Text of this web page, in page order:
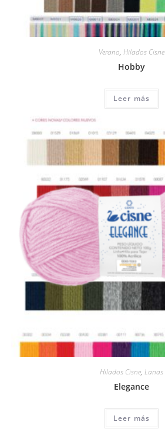
Verano, Hilados Cisne
Hobby
Leer más
Hilados Cisne, Lanas
Elegance
Leer más